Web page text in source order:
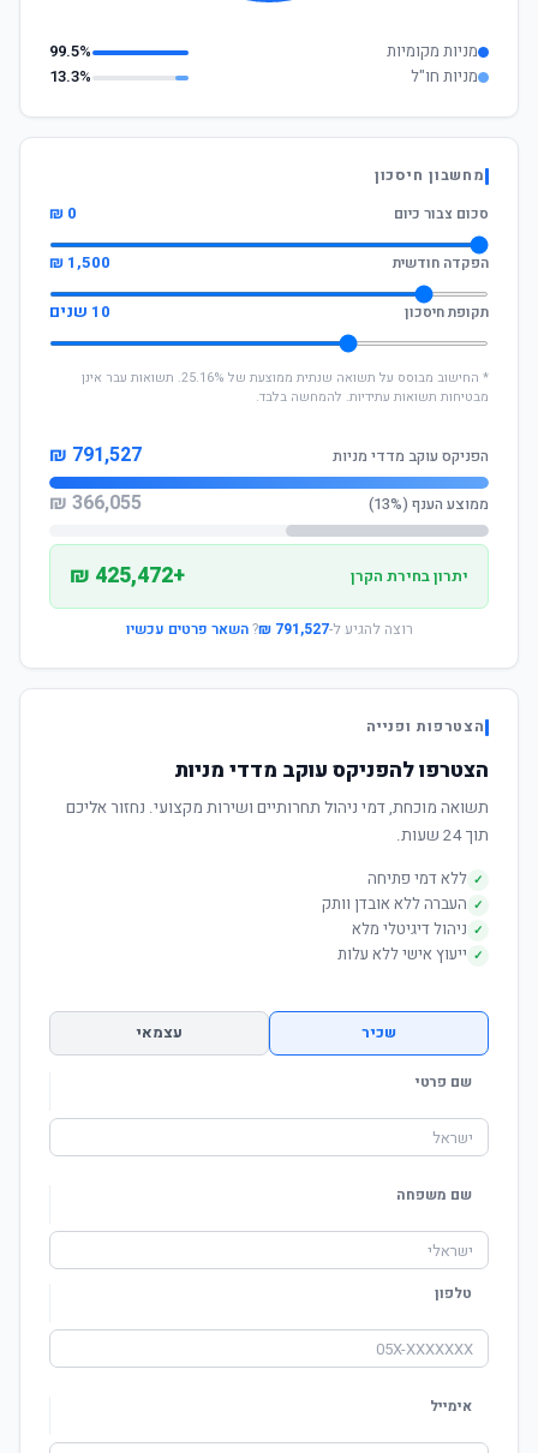
מניות מקומיות
99.5%
מניות חו"ל
13.3%
מחשבון חיסכון
סכום צבור כיום
0 ₪
הפקדה חודשית 1,500 ₪
תקופת חיסכון 10 שנים
* החישוב מבוסס על תשואה שנתית ממוצעת של 25.16%. תשואות עבר אינן
מבטיחות תשואות עתידיות. להמחשה בלבד.
הפניקס עוקב מדדי מניות 791,527 ₪
ממוצע הענף (13%) 366,055 ₪
יתרון בחירת הקרן +425,472 ₪
רוצה להגיע ל-791,527 ₪
?השאר פרטים עכשיו
הצטרפות ופנייה
הצטרפו להפניקס עוקב מדדי מניות
תשואה מוכחת, דמי ניהול תחרותיים ושירות מקצועי. נחזור אליכם
תוך 24 שעות.
✓ ללא דמי פתיחה
✓ העברה ללא אובדן וותק
✓ ניהול דיגיטלי מלא
✓ ייעוץ אישי ללא עלות
שכיר עצמאי
שם פרטי
שם משפחה
טלפון
אימייל